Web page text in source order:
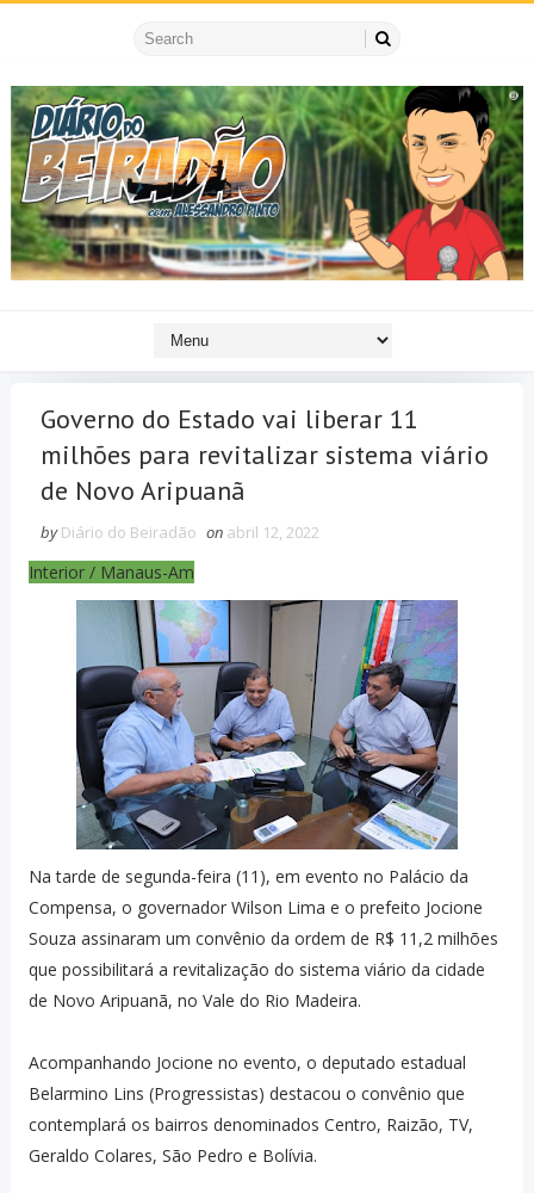
Governo do Estado vai liberar 11
milhões para revitalizar sistema viário
de Novo Aripuanã
by Diário do Beiradão on abril 12, 2022
Interior / Manaus-Am
Na tarde de segunda-feira (11), em evento no Palácio da
Compensa, o governador Wilson Lima e o prefeito Jocione
Souza assinaram um convênio da ordem de R$ 11,2 milhões
que possibilitará a revitalização do sistema viário da cidade
de Novo Aripuanã, no Vale do Rio Madeira.
Acompanhando Jocione no evento, o deputado estadual
Belarmino Lins (Progressistas) destacou o convênio que
contemplará os bairros denominados Centro, Raizão, TV,
Geraldo Colares, São Pedro e Bolívia.